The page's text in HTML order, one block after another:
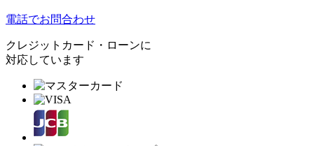
電話でお問合わせ
クレジットカード・ローンに
対応しています